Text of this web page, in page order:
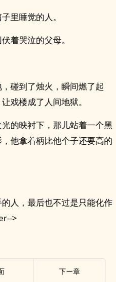
里睡觉的人。
着哭泣的父母。
碰到了烛火，瞬间燃了起
戏楼成了人间地狱。
的映衬下，那儿站着一个黑
他拿着柄比他个子还要高的
人，最后也不过是只能化作
>
下ー章